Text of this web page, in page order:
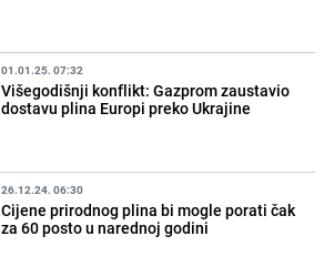
01.01.25. 07:32
Višegodišnji konflikt: Gazprom zaustavio
dostavu plina Europi preko Ukrajine
26.12.24. 06:30
Cijene prirodnog plina bi mogle porati čak
za 60 posto u narednoj godini